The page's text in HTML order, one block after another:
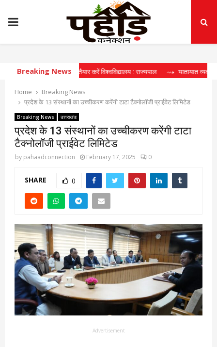
PRIMARY
MENU
Breaking News
निर्माण के लिए तैयार करें विश्वविद्यालय : राज्यपाल ⇝ यातायात व्यवस्थाओं का
Home
Breaking News
प्रदेश के 13 संस्थानों का उच्चीकरण करेंगी टाटा टैक्नोलॉजी प्राईवेट लिमिटेड
Breaking News उत्तराखंड
प्रदेश के 13 संस्थानों का उच्चीकरण करेंगी टाटा
टैक्नोलॉजी प्राईवेट लिमिटेड
by pahaadconnection February 17, 2025 0
SHARE 0
Advertisement